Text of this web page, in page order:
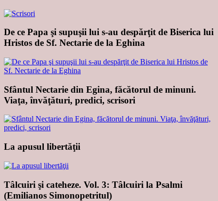
De ce Papa şi supuşii lui s-au despărţit de Biserica lui
Hristos de Sf. Nectarie de la Eghina
Sfântul Nectarie din Egina, făcătorul de minuni.
Viaţa, învăţături, predici, scrisori
La apusul libertăţii
Tâlcuiri şi cateheze. Vol. 3: Tâlcuiri la Psalmi
(Emilianos Simonopetritul)